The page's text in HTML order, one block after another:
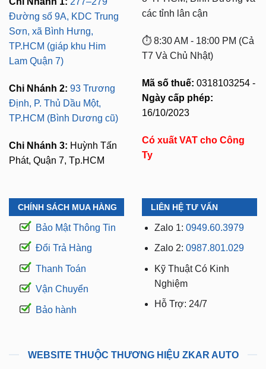
Đường số 9A, KDC Trung
Sơn, xã Bình Hưng,
TP.HCM (giáp khu Him
Lam Quận 7)
Chi Nhánh 2: 93 Trương
Định, P. Thủ Dầu Một,
TP.HCM (Bình Dương cũ)
Chi Nhánh 3: Huỳnh Tấn
Phát, Quận 7, Tp.HCM
các tỉnh lân cận
⏱️ 8:30 AM - 18:00 PM (Cả
T7 Và Chủ Nhật)
Mã số thuế: 0318103254 -
Ngày cấp phép:
16/10/2023
Có xuất VAT cho Công
Ty
CHÍNH SÁCH MUA HÀNG
Bảo Mật Thông Tin
Đổi Trả Hàng
Thanh Toán
Vận Chuyển
Bảo hành
LIÊN HỆ TƯ VẤN
Zalo 1: 0949.60.3979
Zalo 2: 0987.801.029
Kỹ Thuật Có Kinh
Nghiệm
Hỗ Trợ: 24/7
WEBSITE THUỘC THƯƠNG HIỆU ZKAR AUTO